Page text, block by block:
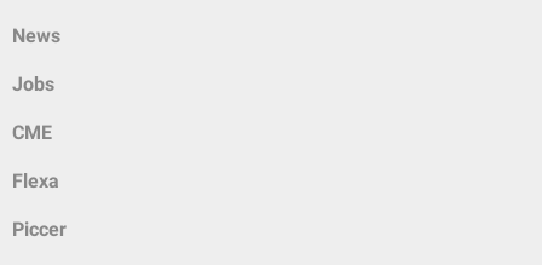
News
Jobs
CME
Flexa
Piccer